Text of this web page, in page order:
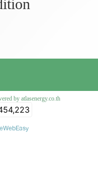
by atlasenergy.co.th